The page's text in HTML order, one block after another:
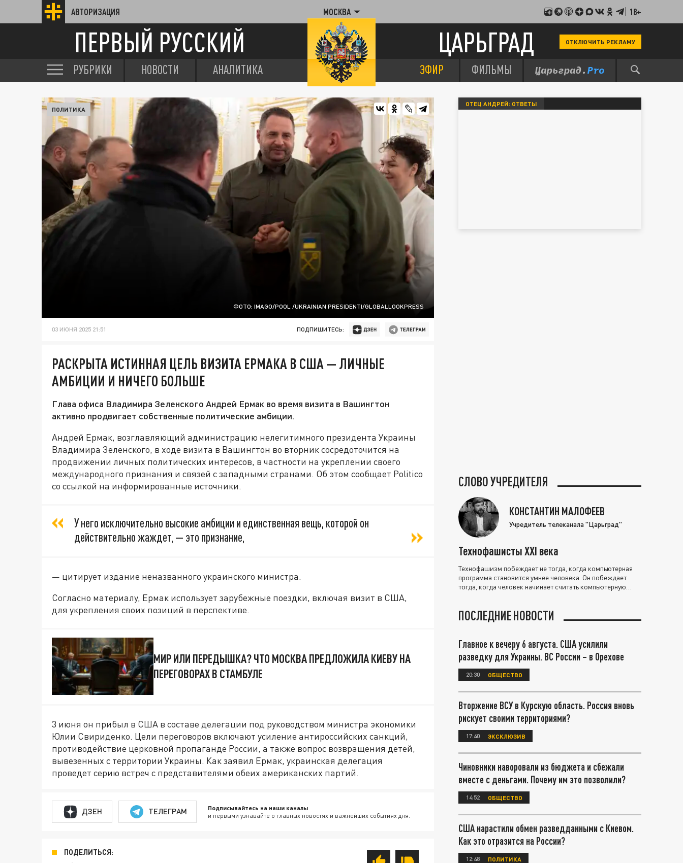
АВТОРИЗАЦИЯ МОСКВА 18+
ПЕРВЫЙ РУССКИЙ ЦАРЬГРАД ОТКЛЮЧИТЬ РЕКЛАМУ
РУБРИКИ НОВОСТИ АНАЛИТИКА ЭФИР ФИЛЬМЫ
ФОТО: IMAGO/POOL /UKRAINIAN PRESIDENTI/GLOBALLOOKPRESS
ПОЛИТИКА
03 ИЮНЯ 2025 21:51 ПОДПИШИТЕСЬ:
РАСКРЫТА ИСТИННАЯ ЦЕЛЬ ВИЗИТА ЕРМАКА В США — ЛИЧНЫЕ
АМБИЦИИ И НИЧЕГО БОЛЬШЕ
Глава офиса Владимира Зеленского Андрей Ермак во время визита в Вашингтон
активно продвигает собственные политические амбиции.
Андрей Ермак, возглавляющий администрацию нелегитимного президента Украины
Владимира Зеленского, в ходе визита в Вашингтон во вторник сосредоточится на
продвижении личных политических интересов, в частности на укреплении своего
международного признания и связей с западными странами. Об этом сообщает Politico
со ссылкой на информированные источники.
У него исключительно высокие амбиции и единственная вещь, которой он
действительно жаждет, — это признание,
— цитирует издание неназванного украинского министра.
Согласно материалу, Ермак использует зарубежные поездки, включая визит в США,
для укрепления своих позиций в перспективе.
МИР ИЛИ ПЕРЕДЫШКА? ЧТО МОСКВА ПРЕДЛОЖИЛА КИЕВУ НА
ПЕРЕГОВОРАХ В СТАМБУЛЕ
3 июня он прибыл в США в составе делегации под руководством министра экономики
Юлии Свириденко. Цели переговоров включают усиление антироссийских санкций,
противодействие церковной пропаганде России, а также вопрос возвращения детей,
вывезенных с территории Украины. Как заявил Ермак, украинская делегация
проведет серию встреч с представителями обеих американских партий.
ДЗЕН ТЕЛЕГРАМ Подписывайтесь на наши каналы
и первыми узнавайте о главных новостях и важнейших событиях дня.
ПОДЕЛИТЬСЯ:
ОТЕЦ АНДРЕЙ: ОТВЕТЫ
СЛОВО УЧРЕДИТЕЛЯ
КОНСТАНТИН МАЛОФЕЕВ
Учредитель телеканала "Царьград"
Технофашисты XXI века
Технофашизм побеждает не тогда, когда компьютерная
программа становится умнее человека. Он побеждает
тогда, когда человек начинает считать компьютерную
ПОСЛЕДНИЕ НОВОСТИ
Главное к вечеру 6 августа. США усилили
разведку для Украины. ВС России – в Орехове
20:30 ОБЩЕСТВО
Вторжение ВСУ в Курскую область. Россия вновь
рискует своими территориями?
17:40 ЭКСКЛЮЗИВ
Чиновники наворовали из бюджета и сбежали
вместе с деньгами. Почему им это позволили?
14:52 ОБЩЕСТВО
США нарастили обмен разведданными с Киевом.
Как это отразится на России?
12:48 ПОЛИТИКА